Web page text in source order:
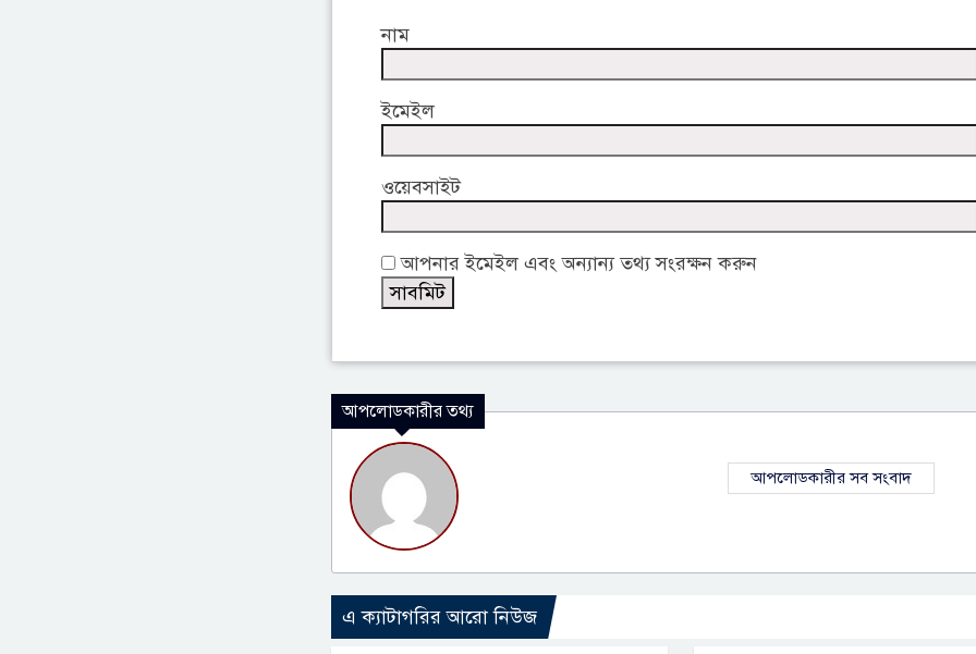
নাম
ইমেইল
ওয়েবসাইট
আপনার ইমেইল এবং অন্যান্য তথ্য সংরক্ষন করুন
আপলোডকারীর তথ্য
আপলোডকারীর সব সংবাদ
এ ক্যাটাগরির আরো নিউজ